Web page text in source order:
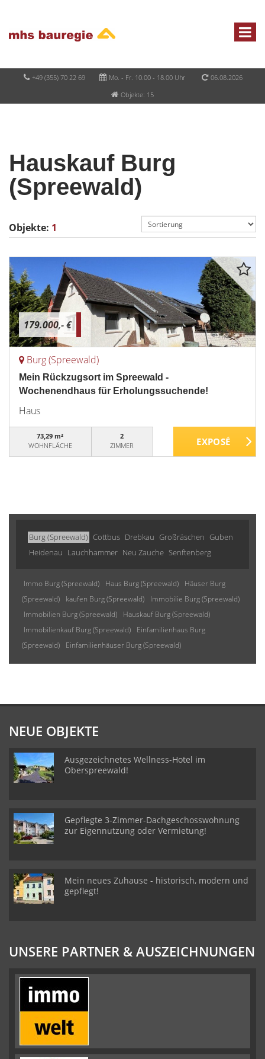
+49 (355) 70 22 69 Mo. - Fr. 10.00 - 18.00 Uhr
06.08.2026
Objekte: 15
Hauskauf Burg
(Spreewald)
Objekte: 1
179.000,- €
Burg (Spreewald)
Mein Rückzugsort im Spreewald -
Wochenendhaus für Erholungssuchende!
Haus
73,29 m²
WOHNFLÄCHE
2
ZIMMER
Burg (Spreewald) Cottbus Drebkau Großräschen Guben
Heidenau Lauchhammer Neu Zauche Senftenberg
Immo Burg (Spreewald) Haus Burg (Spreewald)
Häuser Burg
(Spreewald)
kaufen Burg (Spreewald)
Immobilie Burg (Spreewald)
Immobilien Burg (Spreewald)
Hauskauf Burg (Spreewald)
Immobilienkauf Burg (Spreewald)
Einfamilienhaus Burg
(Spreewald)
Einfamilienhäuser Burg (Spreewald)
NEUE OBJEKTE
Ausgezeichnetes Wellness-Hotel im
Oberspreewald!
Gepflegte 3-Zimmer-Dachgeschosswohnung
zur Eigennutzung oder Vermietung!
Mein neues Zuhause - historisch, modern und
gepflegt!
UNSERE PARTNER & AUSZEICHNUNGEN